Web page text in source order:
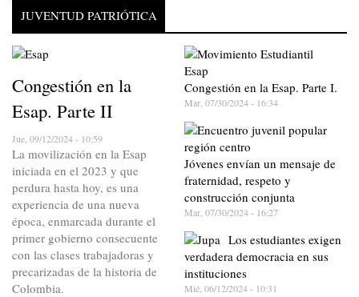
JUVENTUD PATRIÓTICA
Congestión en la
Esap. Parte II
Jue, 09/12/2024 - 10:59
La movilización en la Esap
iniciada en el 2023 y que
perdura hasta hoy, es una
experiencia de una nueva
época, enmarcada durante el
primer gobierno consecuente
con las clases trabajadoras y
precarizadas de la historia de
Colombia.
Congestión en la Esap. Parte I.
Mar, 07/30/2024 - 16:34
Jóvenes envían un mensaje de
fraternidad, respeto y
construcción conjunta
Mar, 07/30/2024 - 16:27
Los estudiantes exigen
verdadera democracia en sus
instituciones
Mié, 06/12/2024 - 10:31